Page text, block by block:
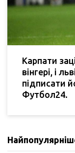
Карпати
вінгері, і
підписати
Футбол24.